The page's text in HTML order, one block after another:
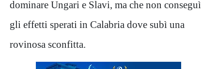
dominare Ungari e Slavi, ma che non conseguì
gli effetti sperati in Calabria dove subì una
rovinosa sconfitta.